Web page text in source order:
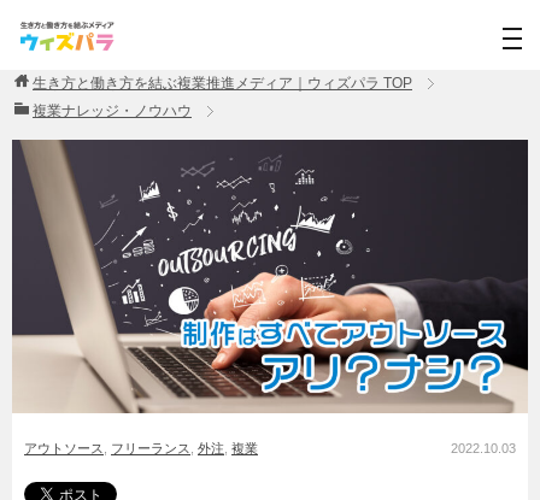
生き方と働き方を結ぶ複業推進メディア｜ウィズパラ TOP
複業ナレッジ・ノウハウ
アウトソース フリーランス 外注 複業 2022.10.03